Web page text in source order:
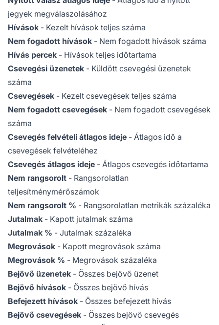
jegyek megválaszolásához
Hívások - Kezelt hívások teljes száma
Nem fogadott hívások - Nem fogadott hívások száma
Hívás percek - Hívások teljes időtartama
Csevegési üzenetek - Küldött csevegési üzenetek
száma
Csevegések - Kezelt csevegések teljes száma
Nem fogadott csevegések - Nem fogadott csevegések
száma
Csevegés felvételi átlagos ideje - Átlagos idő a
csevegések felvételéhez
Csevegés átlagos ideje - Átlagos csevegés időtartama
Nem rangsorolt - Rangsorolatlan
teljesítménymérőszámok
Nem rangsorolt % - Rangsorolatlan metrikák százaléka
Jutalmak - Kapott jutalmak száma
Jutalmak % - Jutalmak százaléka
Megrovások - Kapott megrovások száma
Megrovások % - Megrovások százaléka
Bejövő üzenetek - Összes bejövő üzenet
Bejövő hívások - Összes bejövő hívás
Befejezett hívások - Összes befejezett hívás
Bejövő csevegések - Összes bejövő csevegés